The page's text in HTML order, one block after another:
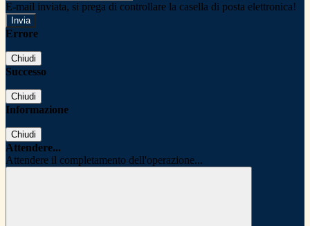
E-mail inviata, si prega di controllare la casella di posta elettronica!
Errore
Chiudi
Successo
Chiudi
Informazione
Chiudi
Attendere...
Attendere il completamento dell'operazione...